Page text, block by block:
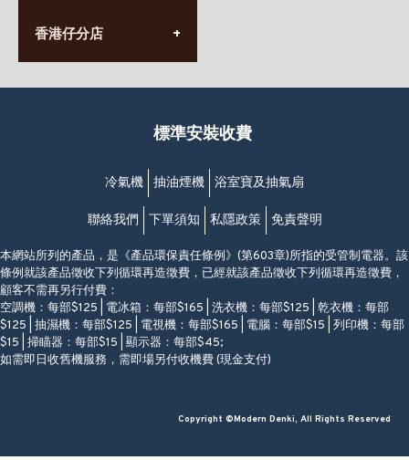
香港堅尼地城卑路乍街
(堅尼地城地鐵站B出口)
營業時間:
(10:00am-20:30pm)
香港仔分店
營業時間:
香港香港仔成都道20-28號
(黃竹坑地鐵站轉4M專線小巴)
標準安裝收費
冷氣機 抽油煙機 浴室寶及抽氣扇
聯絡我們 下單須知 私隱政策 免責聲明
本網站所列的產品，是《產品環保責任條例》(第603章)所指的受管制電器。該
條例就該產品徵收下列循環再造徵費，已經就該產品徵收下列循環再造徵費，
顧客不需再另行付費：
空調機：每部$125 | 電冰箱：每部$165 | 洗衣機：每部$125 | 乾衣機：每部
$125 | 抽濕機：每部$125 | 電視機：每部$165 | 電腦：每部$15 | 列印機：每部
$15 | 掃瞄器：每部$15 | 顯示器：每部$45;
如需即日收舊機服務，需即場另付收機費 (現金支付)
Copyright ©Modern Denki, All Rights Reserved